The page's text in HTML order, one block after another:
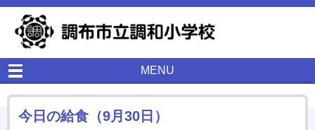
MENU
今日の給食（9月30日）